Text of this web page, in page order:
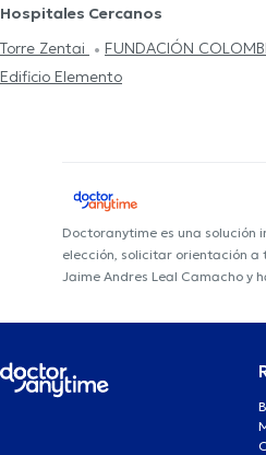
Hospitales Cercanos
Torre Zentai
FUNDACIÓN
Edificio Elemento
Doctoranytime es una solución
elección, solicitar orientación a
Jaime Andres Leal Camacho y